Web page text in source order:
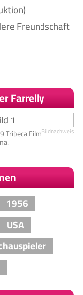
Freundschaft
Farrelly
Bildnachweis
Tribeca Film
1956
USA